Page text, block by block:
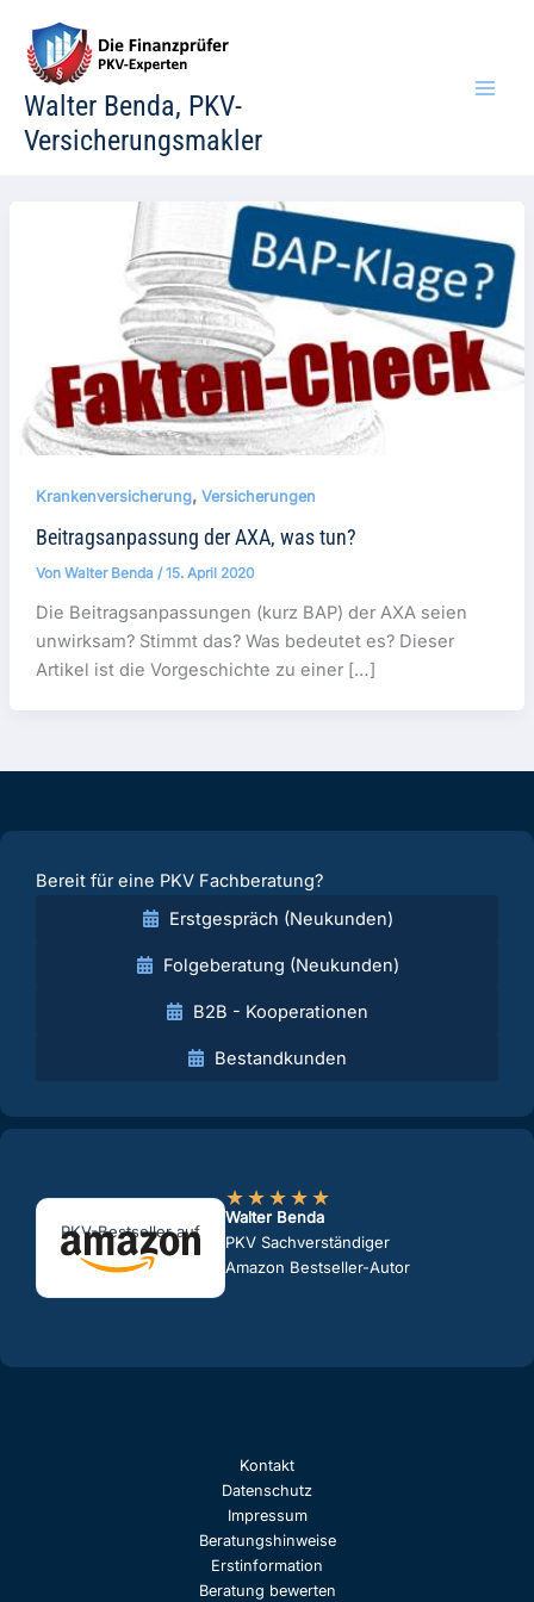
Inhalt
springen
Walter Benda, PKV-
Versicherungsmakler
Krankenversicherung, Versicherungen
Beitragsanpassung der AXA, was tun?
Von Walter Benda /15. April 2020
Die Beitragsanpassungen (kurz BAP) der AXA seien
unwirksam? Stimmt das? Was bedeutet es? Dieser
Artikel ist die Vorgeschichte zu einer […]
Bereit für eine PKV Fachberatung?
Erstgespräch (Neukunden)
Folgeberatung (Neukunden)
B2B - Kooperationen
Bestandkunden
PKV-Bestseller auf
★★★★★
Walter Benda
PKV Sachverständiger
Amazon Bestseller-Autor
Kontakt
Datenschutz
Impressum
Beratungshinweise
Erstinformation
Beratung bewerten